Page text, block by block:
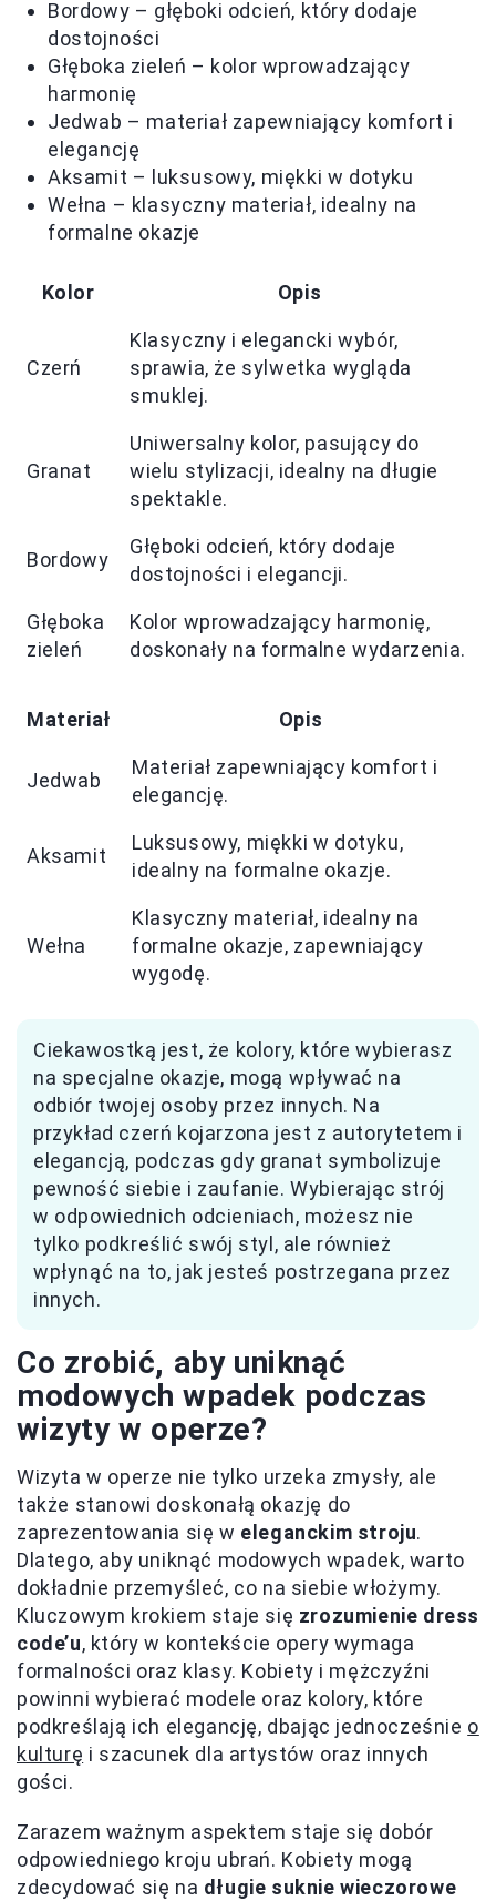
Bordowy – głęboki odcień, który dodaje
dostojności
Głęboka zieleń – kolor wprowadzający
harmonię
Jedwab – materiał zapewniający komfort i
elegancję
Aksamit – luksusowy, miękki w dotyku
Wełna – klasyczny materiał, idealny na
formalne okazje
Kolor Opis
Czerń
Klasyczny i elegancki wybór,
sprawia, że sylwetka wygląda
smuklej.
Granat
Uniwersalny kolor, pasujący do
wielu stylizacji, idealny na długie
spektakle.
Bordowy
Głęboki odcień, który dodaje
dostojności i elegancji.
Głęboka
zieleń
Kolor wprowadzający harmonię,
doskonały na formalne wydarzenia.
Materiał Opis
Jedwab
Materiał zapewniający komfort i
elegancję.
Aksamit
Luksusowy, miękki w dotyku,
idealny na formalne okazje.
Wełna
Klasyczny materiał, idealny na
formalne okazje, zapewniający
wygodę.
Ciekawostką jest, że kolory, które wybierasz
na specjalne okazje, mogą wpływać na
odbiór twojej osoby przez innych. Na
przykład czerń kojarzona jest z autorytetem i
elegancją, podczas gdy granat symbolizuje
pewność siebie i zaufanie. Wybierając strój
w odpowiednich odcieniach, możesz nie
tylko podkreślić swój styl, ale również
wpłynąć na to, jak jesteś postrzegana przez
innych.
Co zrobić, aby uniknąć
modowych wpadek podczas
wizyty w operze?
Wizyta w operze nie tylko urzeka zmysły, ale
także stanowi doskonałą okazję do
zaprezentowania się w eleganckim stroju.
Dlatego, aby uniknąć modowych wpadek, warto
dokładnie przemyśleć, co na siebie włożymy.
Kluczowym krokiem staje się zrozumienie dress
code’u, który w kontekście opery wymaga
formalności oraz klasy. Kobiety i mężczyźni
powinni wybierać modele oraz kolory, które
podkreślają ich elegancję, dbając jednocześnie o
kulturę i szacunek dla artystów oraz innych
gości.
Zarazem ważnym aspektem staje się dobór
odpowiedniego kroju ubrań. Kobiety mogą
zdecydować się na długie suknie wieczorowe